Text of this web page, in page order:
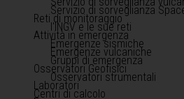
Servizio di sorveglianza
Reti di monitoraggio
l'INGV e le sue reti
Attività in emergenza
Emergenze sismiche
Emergenze vulcaniche
Gruppi di emergenza
Osservatori Geofisici
Osservatori strumentali
Laboratori
Centri di calcolo